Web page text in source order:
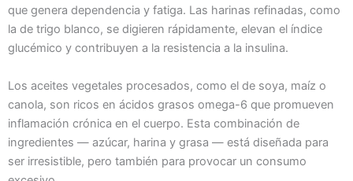
que genera dependencia y fatiga. Las harinas refinadas, como
la de trigo blanco, se digieren rápidamente, elevan el índice
glucémico y contribuyen a la resistencia a la insulina.
Los aceites vegetales procesados, como el de soya, maíz o
canola, son ricos en ácidos grasos omega-6 que promueven
inflamación crónica en el cuerpo. Esta combinación de
ingredientes — azúcar, harina y grasa — está diseñada para
ser irresistible, pero también para provocar un consumo